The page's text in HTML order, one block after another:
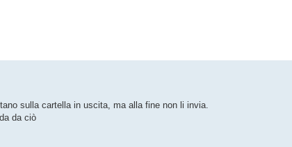
sulla cartella in uscita, ma alla fine non li invia.
da ciò